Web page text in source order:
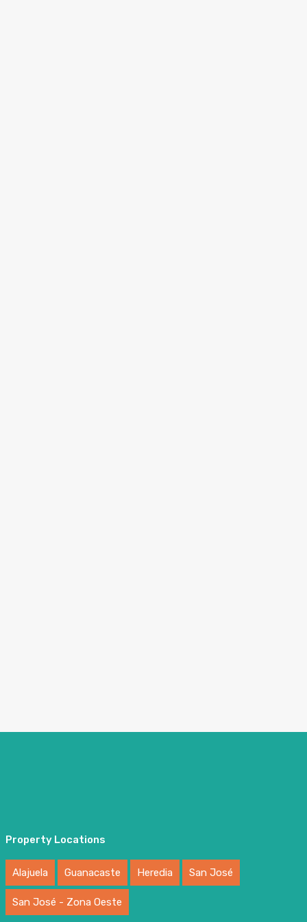
Property Locations
Alajuela Guanacaste Heredia San José
San José - Zona Oeste